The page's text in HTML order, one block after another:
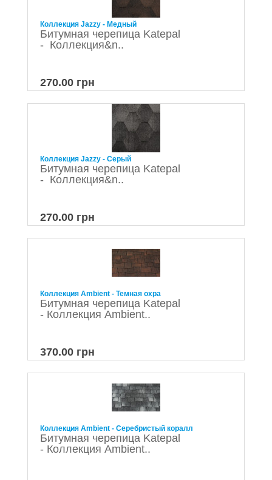
Коллекция Jazzy - Медный
Битумная черепица Katepal
- Коллекция&n..
270.00 грн
Коллекция Jazzy - Серый
Битумная черепица Katepal
- Коллекция&n..
270.00 грн
Коллекция Ambient - Темная охра
Битумная черепица Katepal
- Коллекция Ambient..
370.00 грн
Коллекция Ambient - Серебристый коралл
Битумная черепица Katepal
- Коллекция Ambient..